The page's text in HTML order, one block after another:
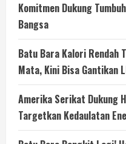
Komitmen Dukung
Bangsa
Batu Bara Kalori Rendah
Mata, Kini Bisa Gantikan
Amerika Serikat Dukung
Targetkan Kedaulatan